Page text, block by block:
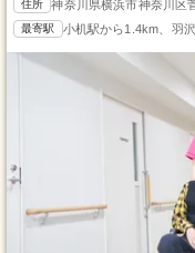
住所 神奈川県横浜市神奈川区
最寄駅 小机駅から1.4km、羽